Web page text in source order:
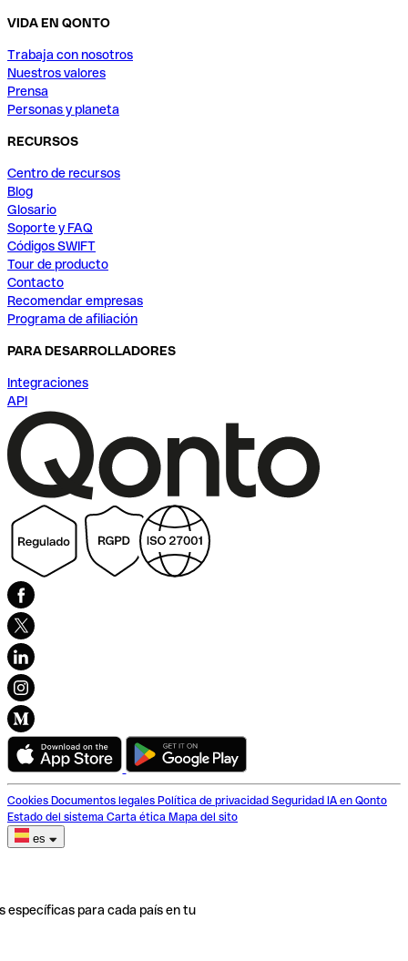
VIDA EN QONTO
Trabaja con nosotros
Nuestros valores
Prensa
Personas y planeta
RECURSOS
Centro de recursos
Blog
Glosario
Soporte y FAQ
Códigos SWIFT
Tour de producto
Contacto
Recomendar empresas
Programa de afiliación
PARA DESARROLLADORES
Integraciones
API
Cookies Documentos legales Política de privacidad Seguridad IA en Qonto
Estado del sistema Carta ética Mapa del sito
es
específicas para cada país en tu